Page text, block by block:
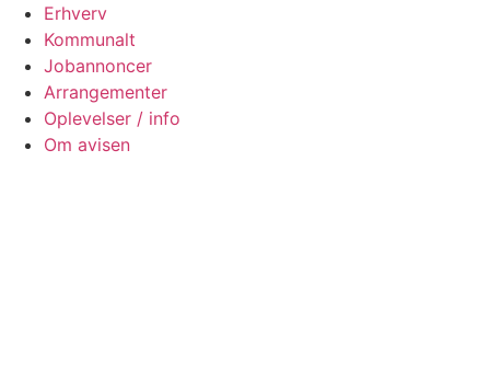
Erhverv
Kommunalt
Jobannoncer
Arrangementer
Oplevelser / info
Om avisen